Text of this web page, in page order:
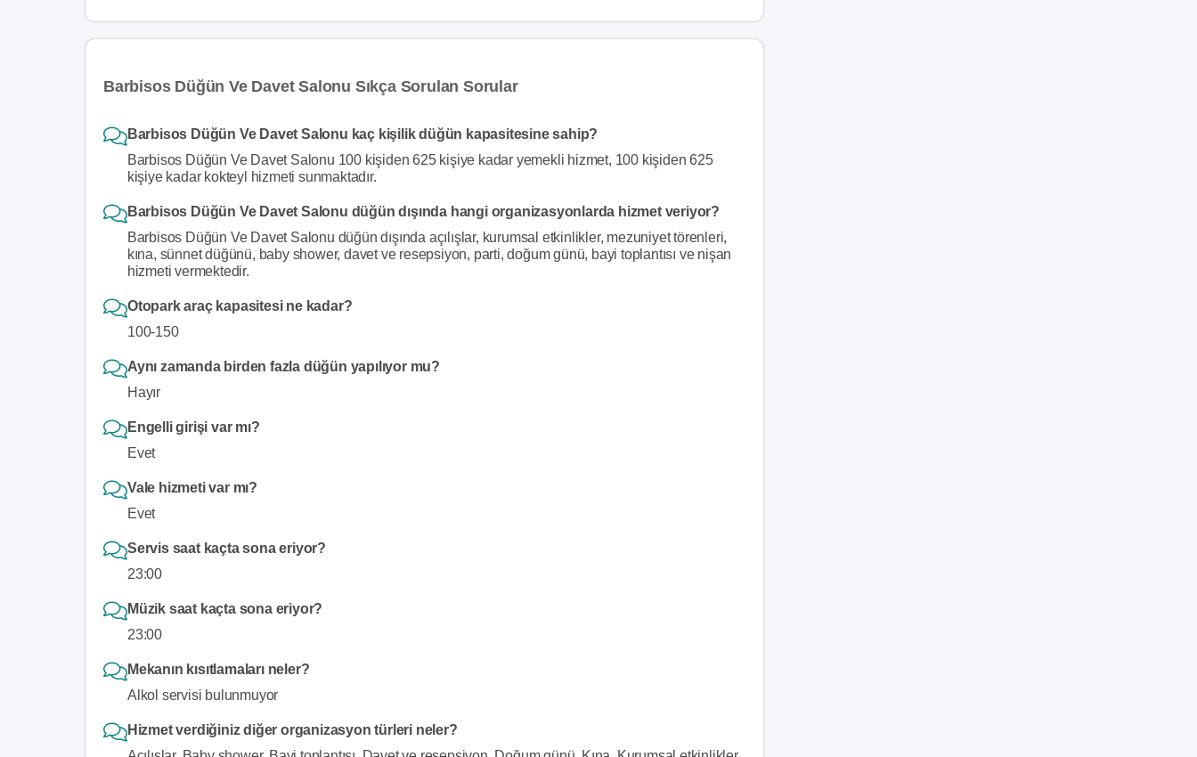
Barbisos Düğün Ve Davet Salonu Sıkça Sorulan Sorular
Barbisos Düğün Ve Davet Salonu kaç kişilik düğün kapasitesine sahip?
Barbisos Düğün Ve Davet Salonu 100 kişiden 625 kişiye kadar yemekli hizmet, 100 kişiden 625
kişiye kadar kokteyl hizmeti sunmaktadır.
Barbisos Düğün Ve Davet Salonu düğün dışında hangi organizasyonlarda hizmet veriyor?
Barbisos Düğün Ve Davet Salonu düğün dışında açılışlar, kurumsal etkinlikler, mezuniyet törenleri,
kına, sünnet düğünü, baby shower, davet ve resepsiyon, parti, doğum günü, bayi toplantısı ve nişan
hizmeti vermektedir.
Otopark araç kapasitesi ne kadar?
100-150
Aynı zamanda birden fazla düğün yapılıyor mu?
Hayır
Engelli girişi var mı?
Evet
Vale hizmeti var mı?
Evet
Servis saat kaçta sona eriyor?
23:00
Müzik saat kaçta sona eriyor?
23:00
Mekanın kısıtlamaları neler?
Alkol servisi bulunmuyor
Hizmet verdiğiniz diğer organizasyon türleri neler?